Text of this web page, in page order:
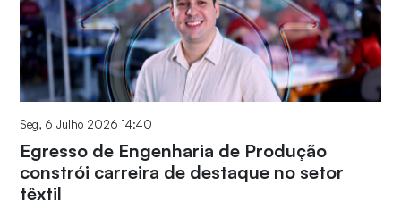
Seg, 6 Julho 2026 14:40
Egresso de Engenharia de Produção
constrói carreira de destaque no setor
têxtil